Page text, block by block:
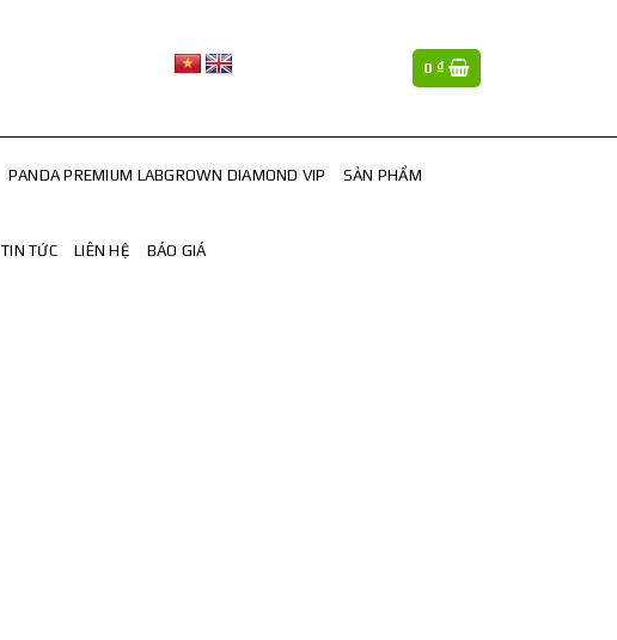
0 ₫
PANDA PREMIUM LABGROWN DIAMOND VIP SẢN PHẨM
TIN TỨC LIÊN HỆ BÁO GIÁ